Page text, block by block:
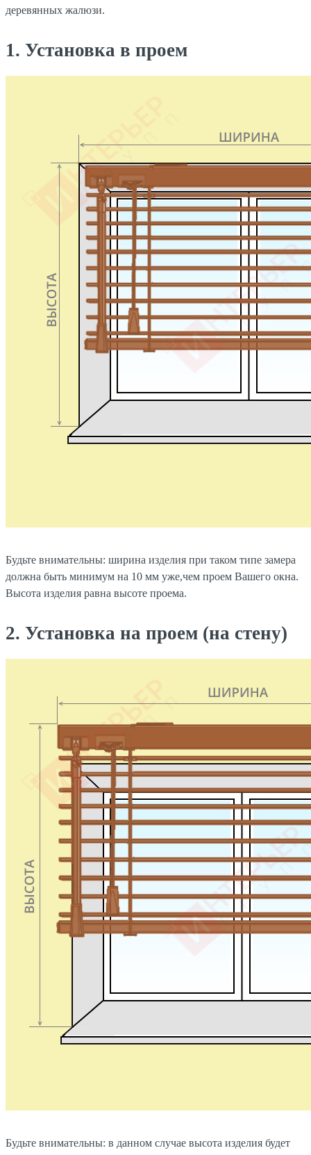
деревянных жалюзи.
1. Установка в проем
Будьте внимательны: ширина изделия при таком типе замера
должна быть минимум на 10 мм уже,чем проем Вашего окна.
Высота изделия равна высоте проема.
2. Установка на проем (на стену)
Будьте внимательны: в данном случае высота изделия будет